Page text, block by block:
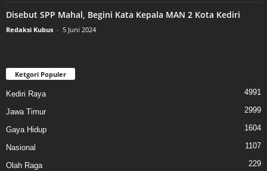
Disebut SPP Mahal, Begini Kata Kepala MAN 2 Kota Kediri
Redaksi Kubus - 5 Juni 2024
Ketgori Populer
Kediri Raya 4991
Jawa Timur 2999
Gaya Hidup 1604
Nasional 1107
Olah Raga 229